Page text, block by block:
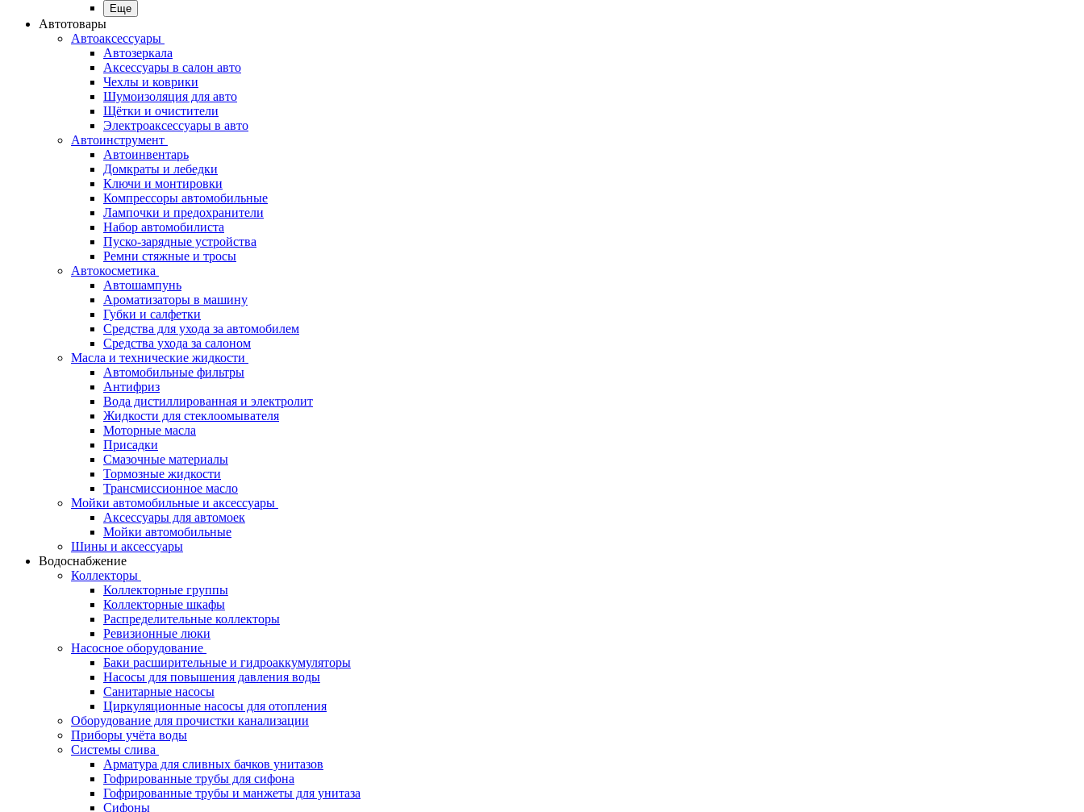
Еще
Автотовары
Автоаксессуары
Автозеркала
Аксессуары в салон авто
Чехлы и коврики
Шумоизоляция для авто
Щётки и очистители
Электроаксессуары в авто
Автоинструмент
Автоинвентарь
Домкраты и лебедки
Ключи и монтировки
Компрессоры автомобильные
Лампочки и предохранители
Набор автомобилиста
Пуско-зарядные устройства
Ремни стяжные и тросы
Автокосметика
Автошампунь
Ароматизаторы в машину
Губки и салфетки
Средства для ухода за автомобилем
Средства ухода за салоном
Масла и технические жидкости
Автомобильные фильтры
Антифриз
Вода дистиллированная и электролит
Жидкости для стеклоомывателя
Моторные масла
Присадки
Смазочные материалы
Тормозные жидкости
Трансмиссионное масло
Мойки автомобильные и аксессуары
Аксессуары для автомоек
Мойки автомобильные
Шины и аксессуары
Водоснабжение
Коллекторы
Коллекторные группы
Коллекторные шкафы
Распределительные коллекторы
Ревизионные люки
Насосное оборудование
Баки расширительные и гидроаккумуляторы
Насосы для повышения давления воды
Санитарные насосы
Циркуляционные насосы для отопления
Оборудование для прочистки канализации
Приборы учёта воды
Системы слива
Арматура для сливных бачков унитазов
Гофрированные трубы для сифона
Гофрированные трубы и манжеты для унитаза
Сифоны